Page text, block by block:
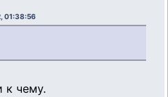
01:38:56
к чему.